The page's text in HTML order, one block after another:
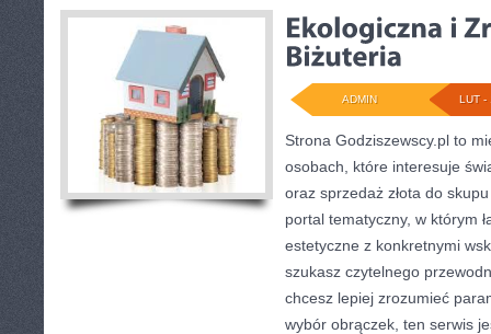
LUT -
ADMIN
Strona Godziszewscy.pl to
osobach, które interesuje
oraz sprzedaż złota do
portal tematyczny, w którym
estetyczne z konkretnymi
szukasz czytelnego
chcesz lepiej zrozumieć
wybór obrączek, ten serwis